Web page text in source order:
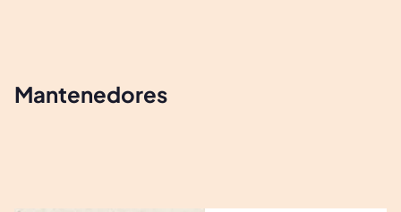
Mantenedores